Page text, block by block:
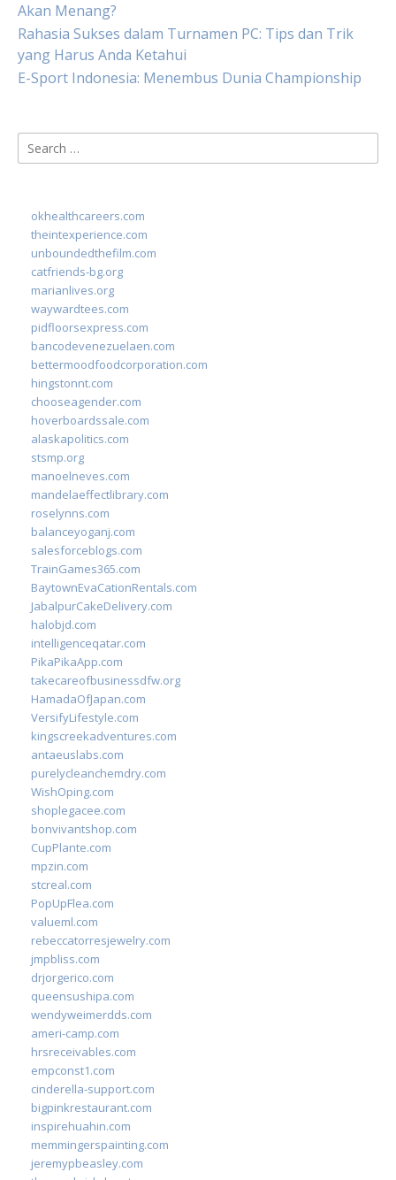
Akan Menang?
Rahasia Sukses dalam Turnamen PC: Tips dan Trik
yang Harus Anda Ketahui
E-Sport Indonesia: Menembus Dunia Championship
Search
for:
okhealthcareers.com
theintexperience.com
unboundedthefilm.com
catfriends-bg.org
marianlives.org
waywardtees.com
pidfloorsexpress.com
bancodevenezuelaen.com
bettermoodfoodcorporation.com
hingstonnt.com
chooseagender.com
hoverboardssale.com
alaskapolitics.com
stsmp.org
manoelneves.com
mandelaeffectlibrary.com
roselynns.com
balanceyoganj.com
salesforceblogs.com
TrainGames365.com
BaytownEvaCationRentals.com
JabalpurCakeDelivery.com
halobjd.com
intelligenceqatar.com
PikaPikaApp.com
takecareofbusinessdfw.org
HamadaOfJapan.com
VersifyLifestyle.com
kingscreekadventures.com
antaeuslabs.com
purelycleanchemdry.com
WishOping.com
shoplegacee.com
bonvivantshop.com
CupPlante.com
mpzin.com
stcreal.com
PopUpFlea.com
valueml.com
rebeccatorresjewelry.com
jmpbliss.com
drjorgerico.com
queensushipa.com
wendyweimerdds.com
ameri-camp.com
hrsreceivables.com
empconst1.com
cinderella-support.com
bigpinkrestaurant.com
inspirehuahin.com
memmingerspainting.com
jeremypbeasley.com